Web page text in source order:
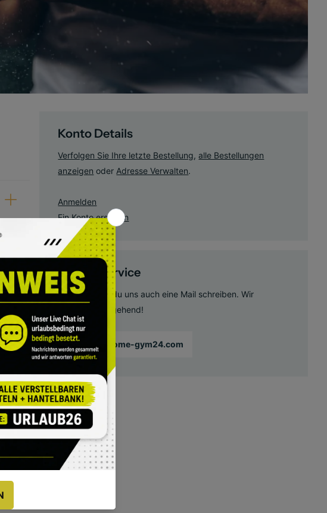
Konto Details
Verfolgen Sie Ihre letzte Bestellung,alle Bestellungen
anzeigen oder Adresse Verwalten.
Anmelden
Ein Konto erstellen
Kundenservice
Gerne kannst du uns auch eine Mail schreiben. Wir
antworten umgehend!
info@home-gym24.com